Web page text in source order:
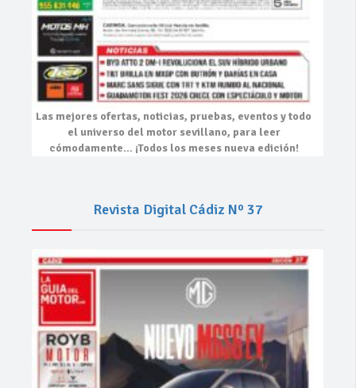
Las mejores ofertas, noticias, pruebas, eventosy todo
el universo del motor sevillano, para leer
cómodamente… ¡Todos los meses nueva edición!
Revista Digital Cádiz Nº 37